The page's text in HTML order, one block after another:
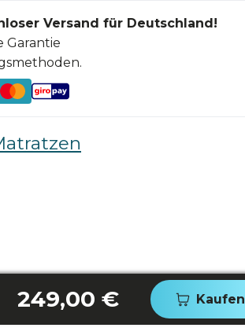
Versand für Deutschland!
Garantie
249,00 € Kaufen